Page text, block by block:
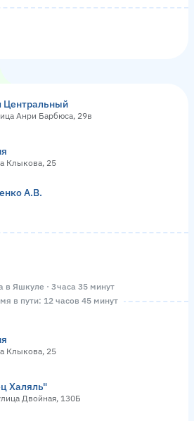
Центральный
Анри Барбюса, 29в
Клыкова, 25
А.В.
в Яшкуле · 3 часа 35 минут
в пути: 12 часов 45 минут
Клыкова, 25
Халяль"
Двойная, 130Б